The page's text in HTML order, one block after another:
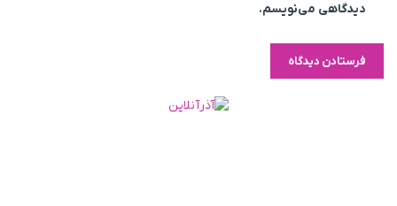
دیدگاهی می‌نویسم.